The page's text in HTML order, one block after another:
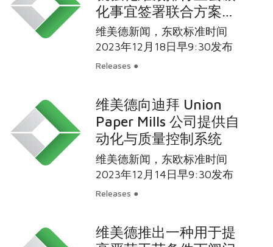
化事宜签署联合方案开
发谅解备忘录
维美德新闻，东欧标准时间
2023年12月18日早9:30发布
Releases ●
维美德向迪拜 Union
Paper Mills 公司提供自
动化与质量控制系统
维美德新闻，东欧标准时间
2023年12月14日早9:30发布
Releases ●
维美德推出一种用于提